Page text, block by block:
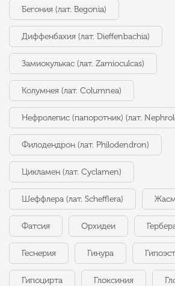
Бегония (лат. Begonia)
Диффенбахия (лат. Dieffenbachia)
Замиокулькас (лат. Zamioculcas)
Колумнея (лат. Columnea)
Нефролепис (папоротник) (лат.
Филодендрон (лат. Philodendron)
Цикламен (лат. Cyclamen)
Шеффлера (лат. Schefflera)
Фатсия Орхидеи
Геснерия Гинура
Гипоцирта Глоксиния